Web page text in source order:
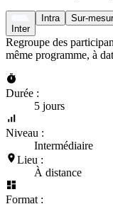
Inter
Intra Sur-
Regroupe des
même programme, à
Durée :
5 jours
Niveau :
Intermédiaire
Lieu :
À distance
Format :